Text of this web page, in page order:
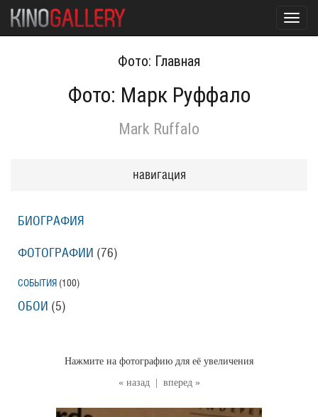
Фото: Главная
Фото: Марк Руффало
Mark Ruffalo
« назад вперед »
Нажмите на фотографию для её увеличения
навигация
БИОГРАФИЯ
ФОТОГРАФИИ (76)
СОБЫТИЯ (100)
ОБОИ (5)